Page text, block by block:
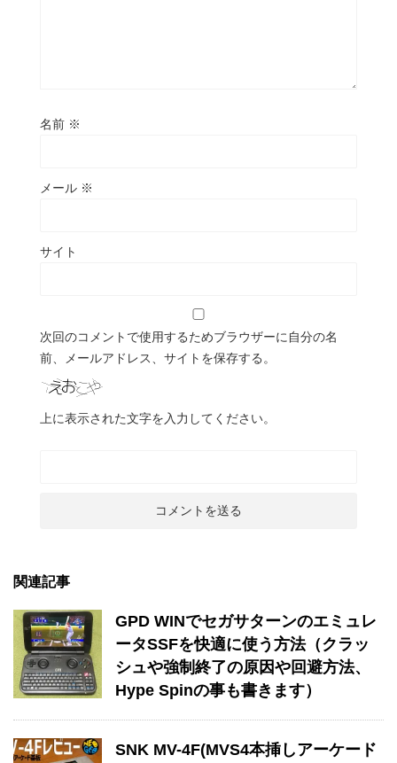
名前 ※
メール ※
サイト
次回のコメントで使用するためブラウザーに自分の名
前、メールアドレス、サイトを保存する。
上に表示された文字を入力してください。
関連記事
GPD WINでセガサターンのエミュレ
ータSSFを快適に使う方法（クラッ
シュや強制終了の原因や回避方法、
Hype Spinの事も書きます）
SNK MV-4F(MVS4本挿しアーケード